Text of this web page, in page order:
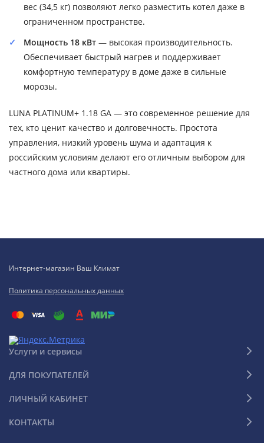
вес (34,5 кг) позволяют легко разместить котел даже в
ограниченном пространстве.
Мощность 18 кВт — высокая производительность.
Обеспечивает быстрый нагрев и поддерживает
комфортную температуру в доме даже в сильные
морозы.
LUNA PLATINUM+ 1.18 GA — это современное решение для
тех, кто ценит качество и долговечность. Простота
управления, низкий уровень шума и адаптация к
российским условиям делают его отличным выбором для
частного дома или квартиры.
Интернет-магазин Ваш Климат
Политика персональных данных
Услуги и сервисы
ДЛЯ ПОКУПАТЕЛЕЙ
ЛИЧНЫЙ КАБИНЕТ
КОНТАКТЫ